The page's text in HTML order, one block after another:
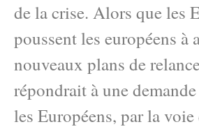
de la crise. Alors que les
poussent les européens à
nouveaux plans de
répondrait à une
les Européens, par la